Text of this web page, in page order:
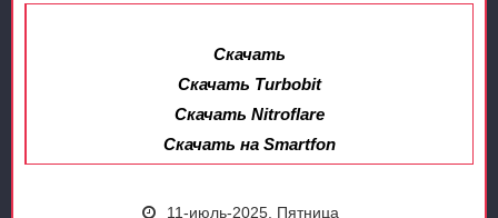
Скачать
Скачать Turbobit
Скачать Nitroflare
Скачать на Smartfon
11-июль-2025, Пятница